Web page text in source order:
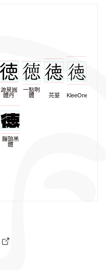
源泉圓
體丹
一點明
體
芫荽 KleeOne
饅頭黑
體